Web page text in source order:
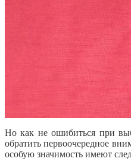
Но как не ошибиться при
обратить первоочередное
особую значимость имеют